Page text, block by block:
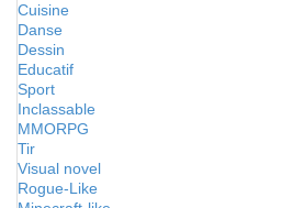
Cuisine
Danse
Dessin
Educatif
Sport
Inclassable
MMORPG
Tir
Visual novel
Rogue-Like